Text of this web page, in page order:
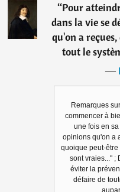
“Pour
dans la vie se
qu'on a
tout le
―
Remarques
commencer à
une fois en
opinions qu'on a
quoique peut-
sont vraies..." ;
éviter la
défaire de